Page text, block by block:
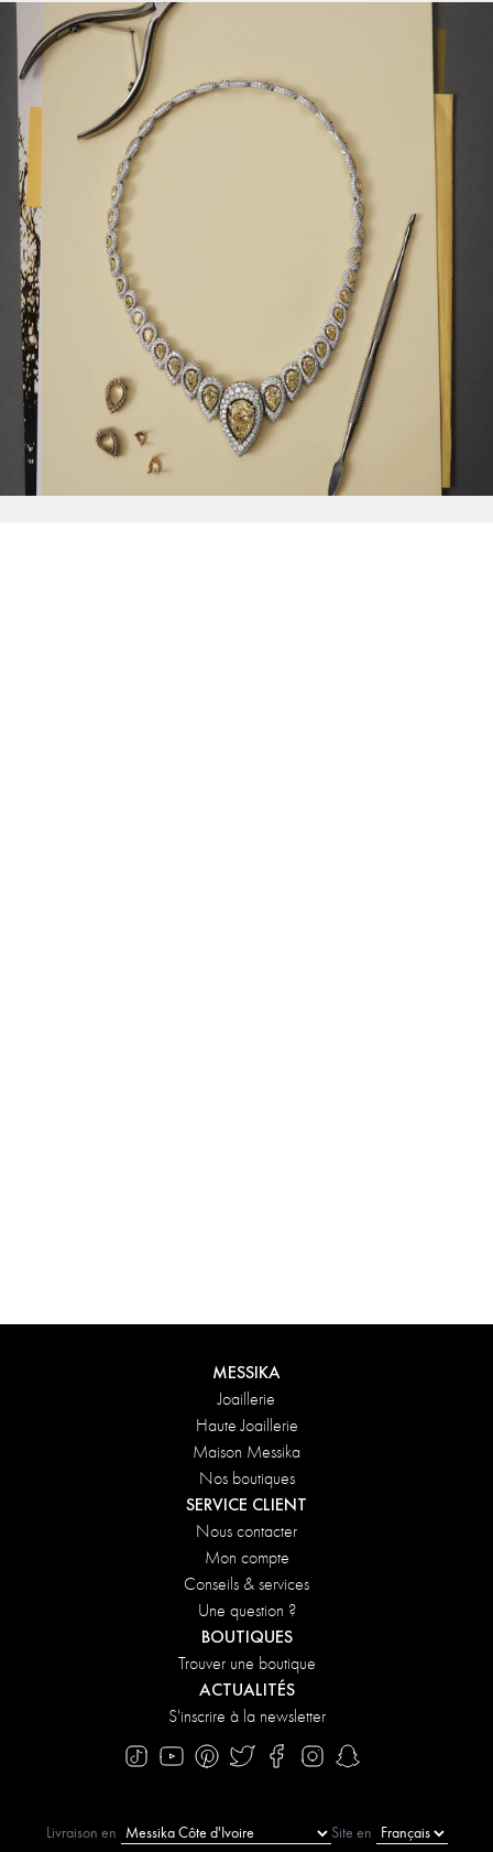
DÉCOUVRIR
MESSIKA
Joaillerie
Haute Joaillerie
Maison Messika
Nos boutiques
SERVICE CLIENT
Nous contacter
Mon compte
Conseils & services
Une question ?
BOUTIQUES
Trouver une boutique
ACTUALITÉS
S'inscrire à la newsletter
Livraison en Site en